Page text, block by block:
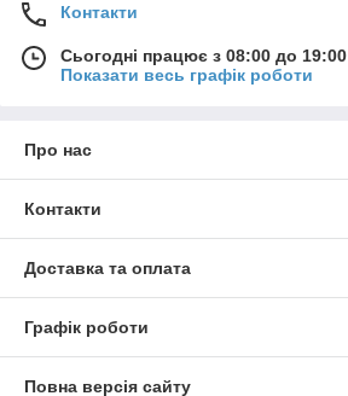
Контакти
Сьогодні працює з 08:00 до 19:00
Показати весь графік роботи
Про нас
Контакти
Доставка та оплата
Графік роботи
Повна версія сайту